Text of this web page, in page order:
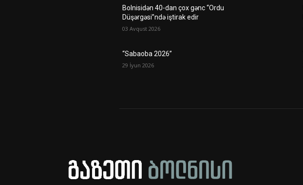
Bolnisidən 40-dan çox gənc “Ordu
Düşərgəsi”ndə iştirak edir
03 Avqust 2026
“Sabaoba 2026”
29 İyun 2026